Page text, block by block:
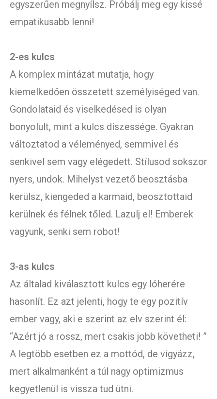
egyszerűen megnyílsz. Próbálj meg egy kissé
empatikusabb lenni!
2-es kulcs
A komplex mintázat mutatja, hogy
kiemelkedően összetett személyiséged van.
Gondolataid és viselkedésed is olyan
bonyolult, mint a kulcs díszessége. Gyakran
változtatod a véleményed, semmivel és
senkivel sem vagy elégedett. Stílusod sokszor
nyers, undok. Mihelyst vezető beosztásba
kerülsz, kiengeded a karmaid, beosztottaid
kerülnek és félnek tőled. Lazulj el! Emberek
vagyunk, senki sem robot!
3-as kulcs
Az általad kiválasztott kulcs egy lóherére
hasonlít. Ez azt jelenti, hogy te egy pozitív
ember vagy, aki e szerint az elv szerint él:
“Azért jó a rossz, mert csakis jobb követheti! ”
A legtöbb esetben ez a mottód, de vigyázz,
mert alkalmanként a túl nagy optimizmus
kegyetlenül is vissza tud ütni.